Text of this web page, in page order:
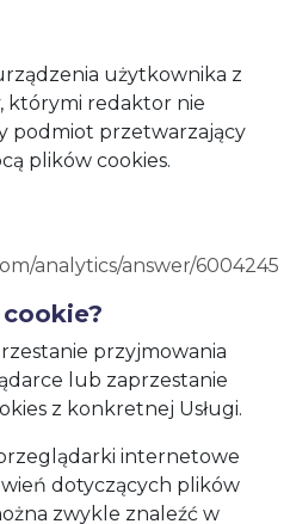
użytkownika z
którymi redaktor nie
podmiot przetwarzający
plików cookies.
analytics/answer/6004245
przyjmowania
lub zaprzestanie
z konkretnej Usługi.
internetowe
dotyczących plików
zwykle znaleźć w